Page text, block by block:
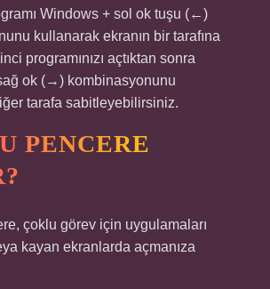
Windows + sol ok tuşu (←)
kullanarak ekranın bir tarafına
programınızı açtıktan sonra
ok (→) kombinasyonunu
tarafa sabitleyebilirsiniz.
PENCERE
çoklu görev için uygulamaları
kayan ekranlarda açmanıza